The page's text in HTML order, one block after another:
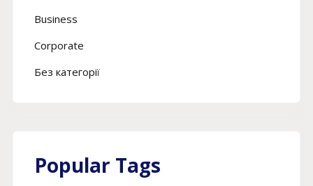
Business
Corporate
Без категорії
Popular Tags